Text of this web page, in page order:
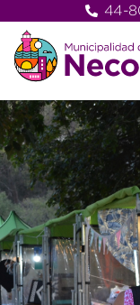
44-